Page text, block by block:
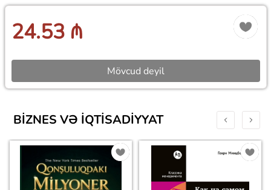
24.53 ₼
Mövcud deyil
BIZNES VƏ IQTISADIYYAT